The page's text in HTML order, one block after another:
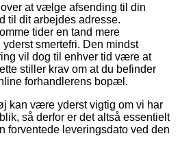
at vælge afsending til din
til dit arbejdes adresse.
tider en tand mere
smertefri. Den mindst
vil dog til enhver tid være at
stiller krav om at du befinder
forhandlerens bopæl.
kan være yderst vigtig om vi har
så derfor er det altså essentielt
forventede leveringsdato ved den